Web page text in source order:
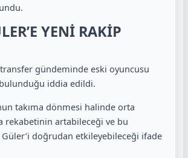
YENİ RAKİP
gündeminde eski oyuncusu
bulunduğu iddia edildi.
takıma dönmesi halinde orta
rekabetinin artabileceği ve bu
doğrudan etkileyebileceği ifade